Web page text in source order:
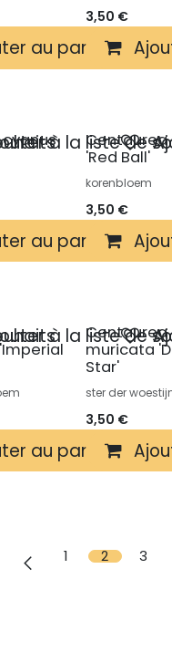
au panier
3,50 €
au panier
Centaurea
'Red Ball'
korenbloem
3,50 €
à la liste de
au panier
Centaurea
muricata
Star'
ster der
3,50 €
à la liste de
1 2 3